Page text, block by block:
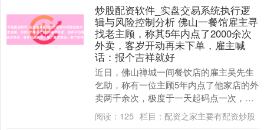
炒股配资软件_实盘交易系统执行逻
辑与风险控制分析 佛山一餐馆雇主寻
找老主顾，称其5年内点了2000余次
外卖，客岁开动再未下单，雇主喊
话：报个吉祥就好
近日，佛山禅城一间餐饮店的雇主吴先生
乞助，称有一位主顾5年内点了他家店的外
卖两千余次，极度于一天起码点一次，致
使一天两次，但从客岁开动，这名主顾就
莫得再下过单。....
阅读： 125 栏目： 配资之家主要有配资炒股